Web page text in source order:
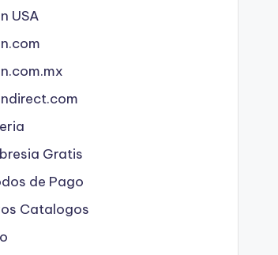
USA
Gratis
de Pago
Catalogos